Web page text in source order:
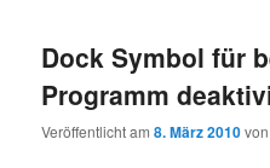
Dock Symbol für
Programm
Veröffentlicht am8. März 2010